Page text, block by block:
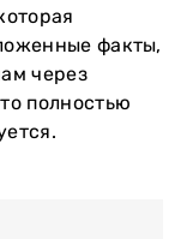
факты,
через
полностью